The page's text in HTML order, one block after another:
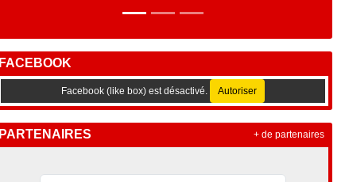
FACEBOOK
Facebook (like box) est désactivé. Autoriser
PARTENAIRES + de partenaires